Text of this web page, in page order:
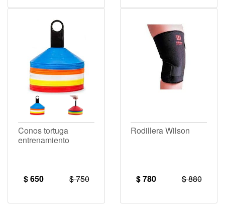
Conos tortuga
entrenamiento
$ 650 $ 750
Rodillera Wilson
$ 780 $ 880